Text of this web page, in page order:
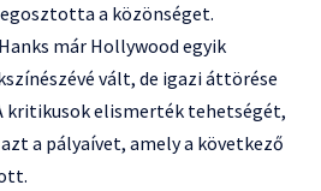
a közönséget.
már Hollywood egyik
vált, de igazi áttörése
kritikusok elismerték tehetségét,
a pályaívet, amely a következő